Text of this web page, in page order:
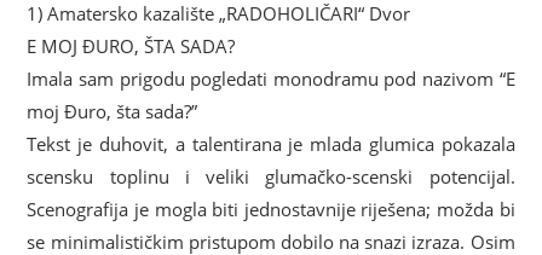
1) Amatersko kazalište „RADOHOLIČARI“ Dvor
E MOJ ĐURO, ŠTA SADA?
Imala sam prigodu pogledati monodramu pod nazivom “E
moj Đuro, šta sada?”
Tekst je duhovit, a talentirana je mlada glumica pokazala
scensku toplinu i veliki glumačko-scenski potencijal.
Scenografija je mogla biti jednostavnije riješena; možda bi
se minimalističkim pristupom dobilo na snazi izraza. Osim